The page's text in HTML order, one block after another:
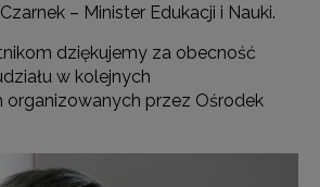
– Minister Edukacji i Nauki.
dziękujemy za obecność
w kolejnych
organizowanych przez Ośrodek